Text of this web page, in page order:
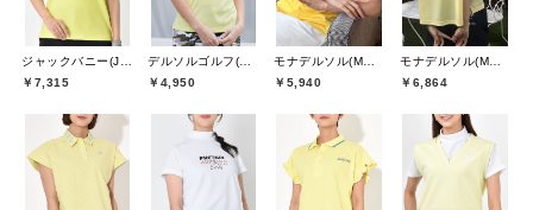
￥7,315
￥4,950
￥5,940
￥6,864